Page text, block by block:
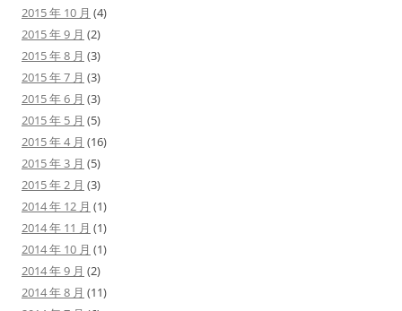
2015 年 10 月 (4)
2015 年 9 月 (2)
2015 年 8 月 (3)
2015 年 7 月 (3)
2015 年 6 月 (3)
2015 年 5 月 (5)
2015 年 4 月 (16)
2015 年 3 月 (5)
2015 年 2 月 (3)
2014 年 12 月 (1)
2014 年 11 月 (1)
2014 年 10 月 (1)
2014 年 9 月 (2)
2014 年 8 月 (11)